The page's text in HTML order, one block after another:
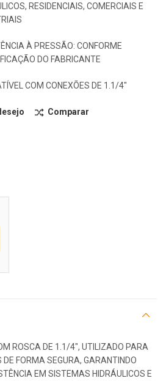
RESIDENCIAIS, COMERCIAIS E
À PRESSÃO: CONFORME
DO FABRICANTE
COM CONEXÕES DE 1.1/4″
Comparar
ROSCA DE 1.1/4″, UTILIZADO PARA
FORMA SEGURA, GARANTINDO
EM SISTEMAS HIDRÁULICOS E